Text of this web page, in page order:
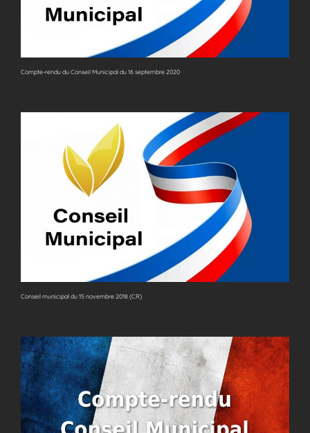
Compte-rendu du Conseil Municipal du 16 septembre 2020
Conseil municipal du 15 novembre 2018 (CR)